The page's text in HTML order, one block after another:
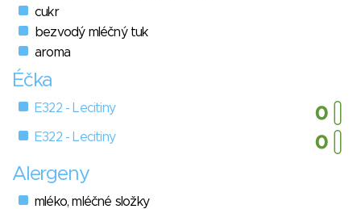
cukr
bezvodý mléčný tuk
aroma
Éčka
E322 - Lecitiny
E322 - Lecitiny
Alergeny
mléko, mléčné složky